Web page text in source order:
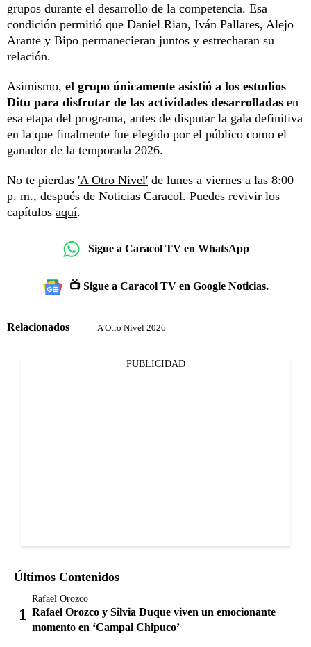
grupos durante el desarrollo de la competencia. Esa
condición permitió que Daniel Rian, Iván Pallares, Alejo
Arante y Bipo permanecieran juntos y estrecharan su
relación.
Asimismo, el grupo únicamente asistió a los estudios
Ditu para disfrutar de las actividades desarrolladas en
esa etapa del programa, antes de disputar la gala definitiva
en la que finalmente fue elegido por el público como el
ganador de la temporada 2026.
No te pierdas 'A Otro Nivel' de lunes a viernes a las 8:00
p. m., después de Noticias Caracol. Puedes revivir los
capítulos aquí.
Sigue a Caracol TV en WhatsApp
📺 Sigue a Caracol TV en Google Noticias.
Relacionados A Otro Nivel 2026
PUBLICIDAD
Últimos Contenidos
Rafael Orozco
Rafael Orozco y Silvia Duque viven un emocionante
momento en ‘Campai Chipuco’